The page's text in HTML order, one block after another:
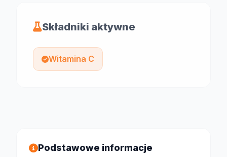
Składniki aktywne
Witamina C
Podstawowe informacje